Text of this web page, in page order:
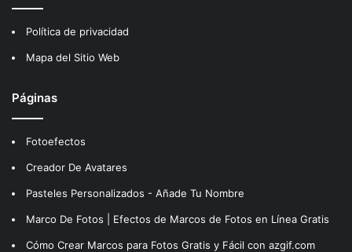
Política de privacidad
Mapa del Sitio Web
Páginas
Fotoefectos
Creador De Avatares
Pasteles Personalizados - Añade Tu Nombre
Marco De Fotos | Efectos de Marcos de Fotos en Línea Gratis
Cómo Crear Marcos para Fotos Gratis y Fácil con azgif.com